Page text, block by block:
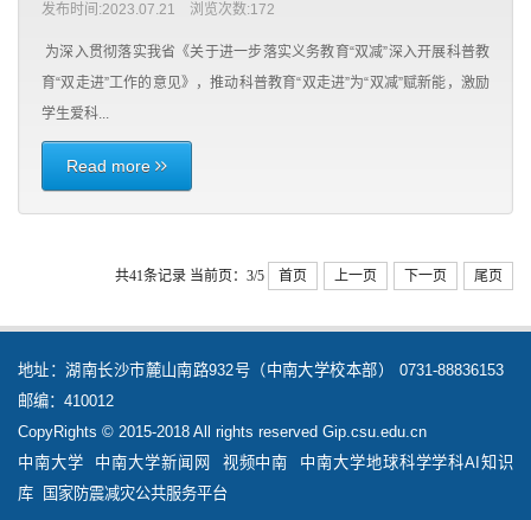
发布时间:2023.07.21 浏览次数:172
为深入贯彻落实我省《关于进一步落实义务教育“双减”深入开展科普教
育“双走进”工作的意见》，推动科普教育“双走进”为“双减”赋新能，激励
学生爱科...
Read more
共41条记录 当前页：3/5 首页 上一页 下一页 尾页
地址：湖南长沙市麓山南路932号（中南大学校本部） 0731-88836153
邮编：410012
CopyRights © 2015-2018 All rights reserved Gip.csu.edu.cn
中南大学
中南大学新闻网 视频中南
中南大学地球科学学科AI知识
库
国家防震减灾公共服务平台